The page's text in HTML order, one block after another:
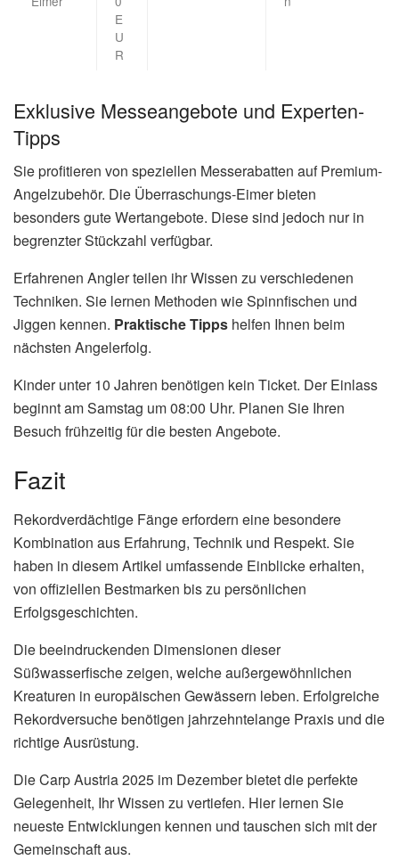
E
U
R
Exklusive Messeangebote und Experten-
Tipps
Sie profitieren von speziellen Messerabatten auf Premium-
Angelzubehör. Die Überraschungs-Eimer bieten
besonders gute Wertangebote. Diese sind jedoch nur in
begrenzter Stückzahl verfügbar.
Erfahrenen Angler teilen ihr Wissen zu verschiedenen
Techniken. Sie lernen Methoden wie Spinnfischen und
Jiggen kennen. Praktische Tipps helfen Ihnen beim
nächsten Angelerfolg.
Kinder unter 10 Jahren benötigen kein Ticket. Der Einlass
beginnt am Samstag um 08:00 Uhr. Planen Sie Ihren
Besuch frühzeitig für die besten Angebote.
Fazit
Rekordverdächtige Fänge erfordern eine besondere
Kombination aus Erfahrung, Technik und Respekt. Sie
haben in diesem Artikel umfassende Einblicke erhalten,
von offiziellen Bestmarken bis zu persönlichen
Erfolgsgeschichten.
Die beeindruckenden Dimensionen dieser
Süßwasserfische zeigen, welche außergewöhnlichen
Kreaturen in europäischen Gewässern leben. Erfolgreiche
Rekordversuche benötigen jahrzehntelange Praxis und die
richtige Ausrüstung.
Die Carp Austria 2025 im Dezember bietet die perfekte
Gelegenheit, Ihr Wissen zu vertiefen. Hier lernen Sie
neueste Entwicklungen kennen und tauschen sich mit der
Gemeinschaft aus.